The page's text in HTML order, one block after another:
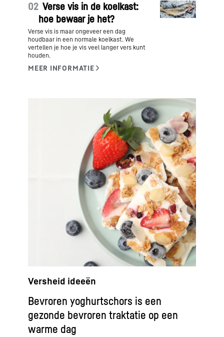
02 Verse vis in de koelkast:
hoe bewaar je het?
Verse vis is maar ongeveer een dag
houdbaar in een normale koelkast. We
vertellen je hoe je vis veel langer vers kunt
houden.
Versheid ideeën
Bevroren yoghurtschors is een
gezonde bevroren traktatie op een
warme dag